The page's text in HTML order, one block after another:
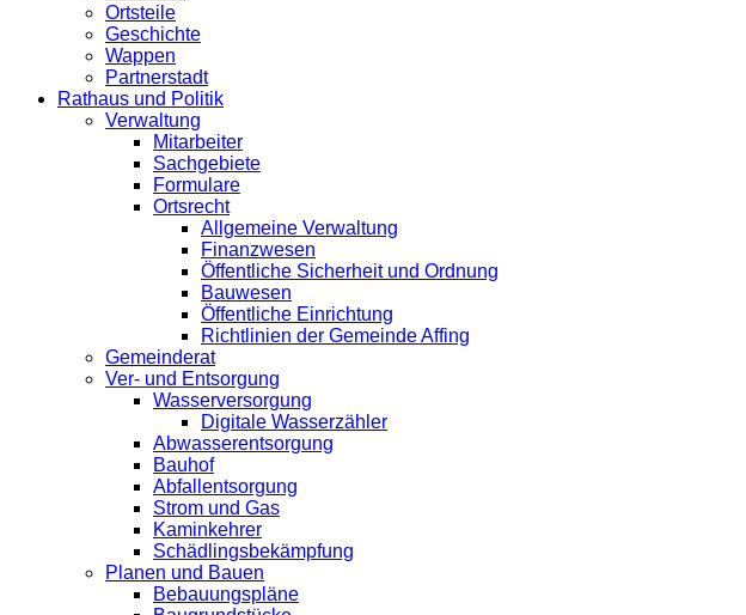
Ortsteile
Geschichte
Wappen
Partnerstadt
Rathaus und Politik
Verwaltung
Mitarbeiter
Sachgebiete
Formulare
Ortsrecht
Allgemeine Verwaltung
Finanzwesen
Öffentliche Sicherheit und Ordnung
Bauwesen
Öffentliche Einrichtung
Richtlinien der Gemeinde Affing
Gemeinderat
Ver- und Entsorgung
Wasserversorgung
Digitale Wasserzähler
Abwasserentsorgung
Bauhof
Abfallentsorgung
Strom und Gas
Kaminkehrer
Schädlingsbekämpfung
Planen und Bauen
Bebauungspläne